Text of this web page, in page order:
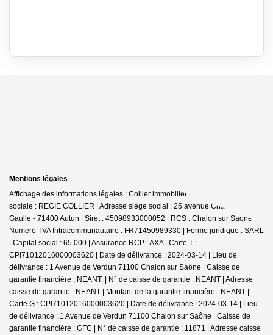
Mentions légales
Affichage des informations légales : Collier immobilier - Autun | Raison
sociale : REGIE COLLIER | Adresse siège social : 25 avenue Charles de
Gaulle - 71400 Autun | Siret : 45098933000052 | RCS : Chalon sur Saone |
Numero TVA Intracommunautaire : FR71450989330 | Forme juridique : SARL
| Capital social : 65 000 | Assurance RCP : AXA | Carte T :
CPI71012016000003620 | Date de délivrance : 2024-03-14 | Lieu de
délivrance : 1 Avenue de Verdun 71100 Chalon sur Saône | Caisse de
garantie financière : NEANT. | N° de caisse de garantie : NEANT | Adresse
caisse de garantie : NEANT | Montant de la garantie financière : NEANT |
Carte G : CPI71012016000003620 | Date de délivrance : 2024-03-14 | Lieu
de délivrance : 1 Avenue de Verdun 71100 Chalon sur Saône | Caisse de
garantie financière : GFC | N° de caisse de garantie : 11871 | Adresse caisse